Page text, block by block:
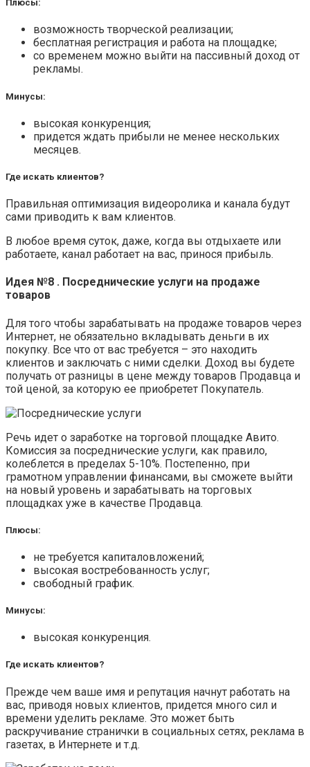
Плюсы:
возможность творческой реализации;
бесплатная регистрация и работа на площадке;
со временем можно выйти на пассивный доход от
рекламы.
Минусы:
высокая конкуренция;
придется ждать прибыли не менее нескольких
месяцев.
Где искать клиентов?
Правильная оптимизация видеоролика и канала будут
сами приводить к вам клиентов.
В любое время суток, даже, когда вы отдыхаете или
работаете, канал работает на вас, принося прибыль.
Идея №8 . Посреднические услуги на продаже
товаров
Для того чтобы зарабатывать на продаже товаров через
Интернет, не обязательно вкладывать деньги в их
покупку. Все что от вас требуется – это находить
клиентов и заключать с ними сделки. Доход вы будете
получать от разницы в цене между товаров Продавца и
той ценой, за которую ее приобретет Покупатель.
Речь идет о заработке на торговой площадке Авито.
Комиссия за посреднические услуги, как правило,
колеблется в пределах 5-10%. Постепенно, при
грамотном управлении финансами, вы сможете выйти
на новый уровень и зарабатывать на торговых
площадках уже в качестве Продавца.
Плюсы:
не требуется капиталовложений;
высокая востребованность услуг;
свободный график.
Минусы:
высокая конкуренция.
Где искать клиентов?
Прежде чем ваше имя и репутация начнут работать на
вас, приводя новых клиентов, придется много сил и
времени уделить рекламе. Это может быть
раскручивание странички в социальных сетях, реклама в
газетах, в Интернете и т.д.